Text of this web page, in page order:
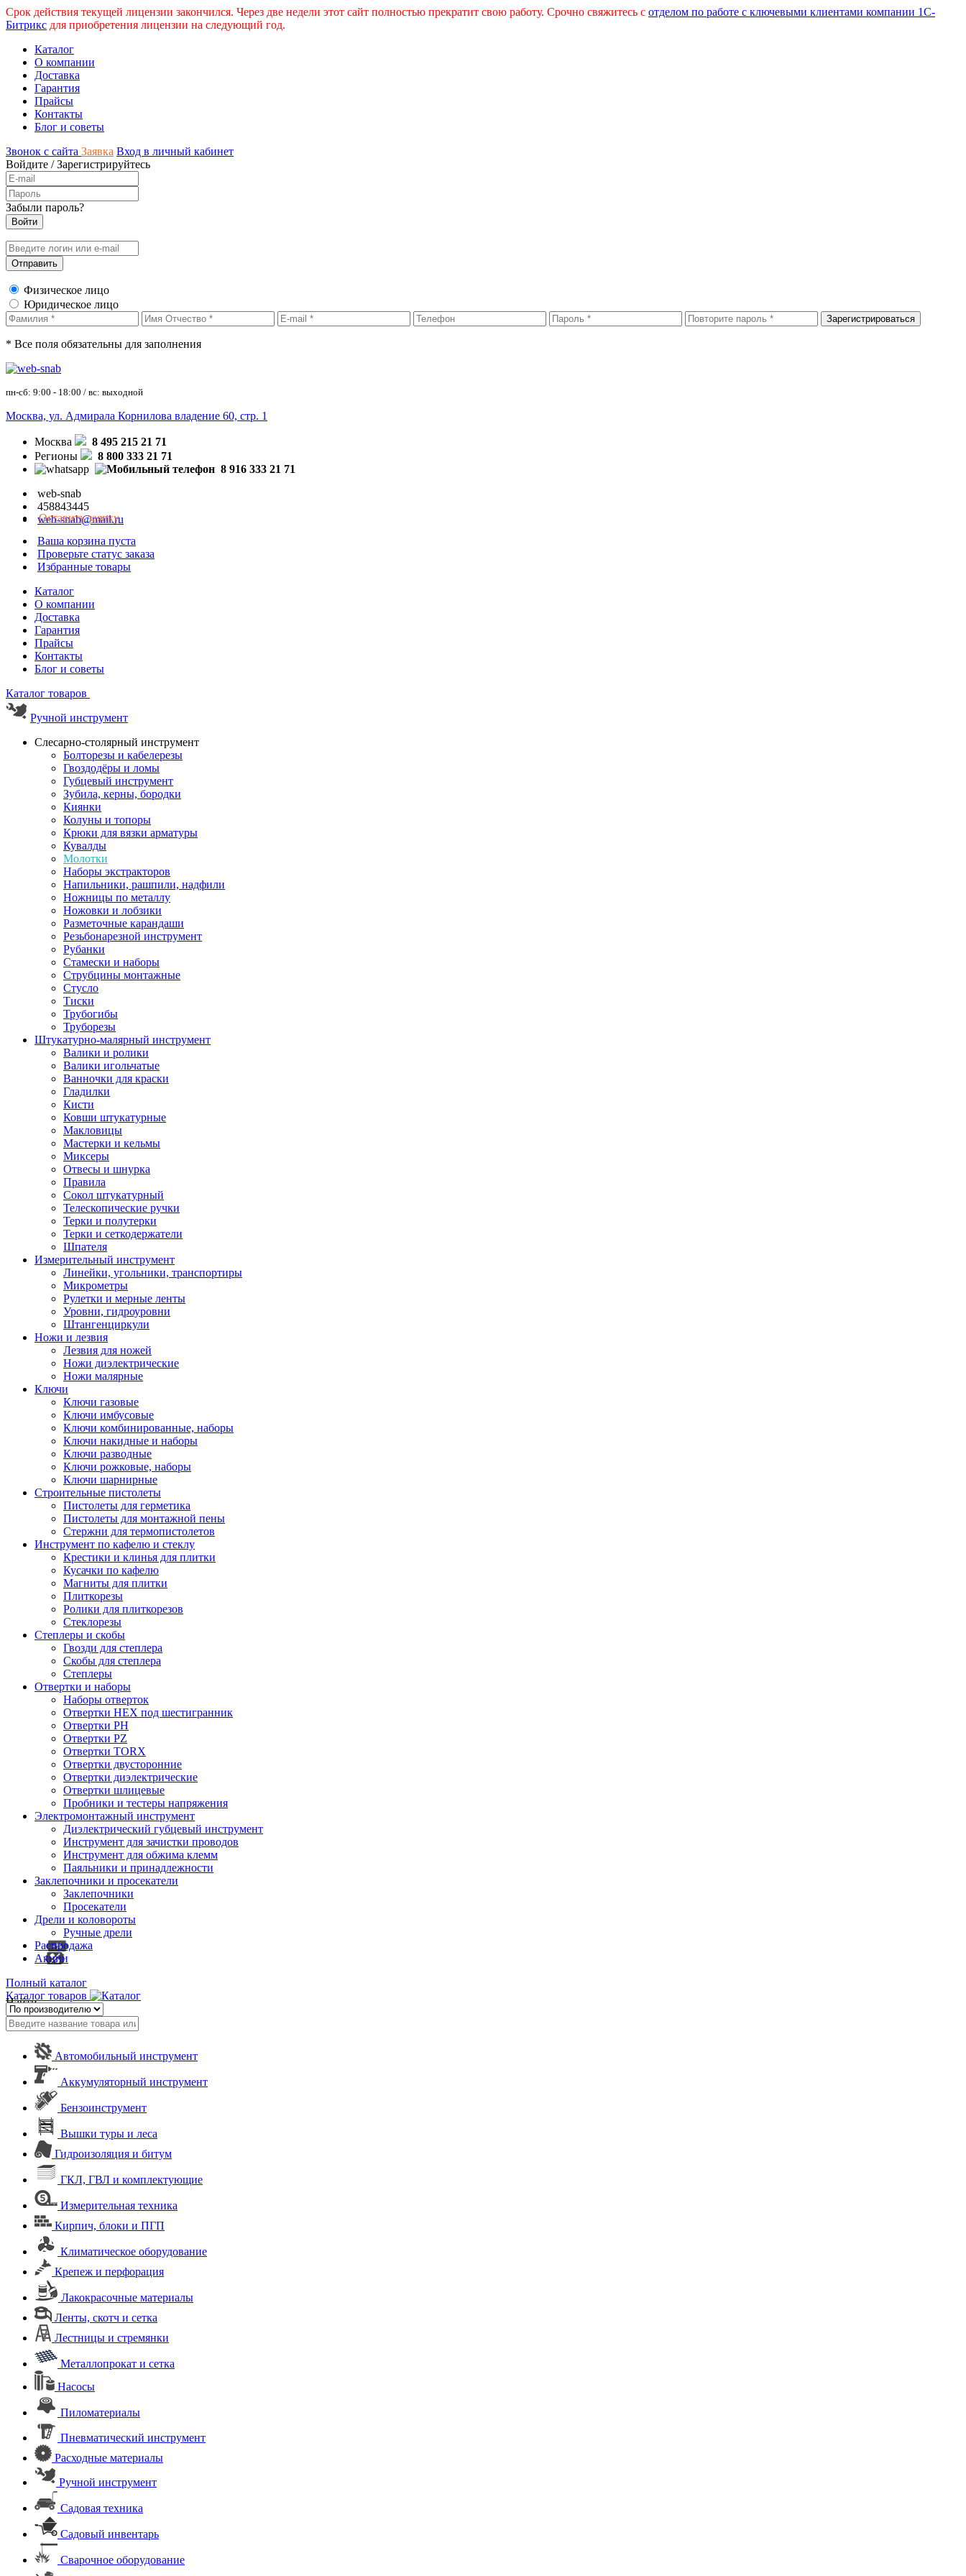
Срок действия текущей лицензии закончился. Через две недели этот сайт полностью прекратит свою работу. Срочно свяжитесь с отделом по работе с ключевыми клиентами компании 1С-
Битрикс для приобретения лицензии на следующий год.
Каталог
О компании
Доставка
Гарантия
Прайсы
Контакты
Блог и советы
Звонок с сайта Заявка Вход в личный кабинет
Войдите /Зарегистрируйтесь
Забыли пароль?
Физическое лицо
Юридическое лицо
* Все поля обязательны для заполнения
пн-сб: 9:00 - 18:00 / вс: выходной
Москва, ул. Адмирала Корнилова владение 60, стр. 1
Москва
8 495 215 21 71
Регионы
8 800 333 21 71
8 916 333 21 71
web-snab
458843445
web-snab@mail.ru
Оставить заявку
Ваша корзина пуста
Проверьте статус заказа
Избранные товары
Каталог
О компании
Доставка
Гарантия
Прайсы
Контакты
Блог и советы
Каталог товаров
Ручной инструмент
Слесарно-столярный инструмент
Болторезы и кабелерезы
Гвоздодёры и ломы
Губцевый инструмент
Зубила, керны, бородки
Киянки
Колуны и топоры
Крюки для вязки арматуры
Кувалды
Молотки
Наборы экстракторов
Напильники, рашпили, надфили
Ножницы по металлу
Ножовки и лобзики
Разметочные карандаши
Резьбонарезной инструмент
Рубанки
Стамески и наборы
Струбцины монтажные
Стусло
Тиски
Трубогибы
Труборезы
Штукатурно-малярный инструмент
Валики и ролики
Валики игольчатые
Ванночки для краски
Гладилки
Кисти
Ковши штукатурные
Макловицы
Мастерки и кельмы
Миксеры
Отвесы и шнурка
Правила
Сокол штукатурный
Телескопические ручки
Терки и полутерки
Терки и сеткодержатели
Шпателя
Измерительный инструмент
Линейки, угольники, транспортиры
Микрометры
Рулетки и мерные ленты
Уровни, гидроуровни
Штангенциркули
Ножи и лезвия
Лезвия для ножей
Ножи диэлектрические
Ножи малярные
Ключи
Ключи газовые
Ключи имбусовые
Ключи комбинированные, наборы
Ключи накидные и наборы
Ключи разводные
Ключи рожковые, наборы
Ключи шарнирные
Строительные пистолеты
Пистолеты для герметика
Пистолеты для монтажной пены
Стержни для термопистолетов
Инструмент по кафелю и стеклу
Крестики и клинья для плитки
Кусачки по кафелю
Магниты для плитки
Плиткорезы
Ролики для плиткорезов
Стеклорезы
Степлеры и скобы
Гвозди для степлера
Скобы для степлера
Степлеры
Отвертки и наборы
Наборы отверток
Отвертки HEX под шестигранник
Отвертки PH
Отвертки PZ
Отвертки TORX
Отвертки двусторонние
Отвертки диэлектрические
Отвертки шлицевые
Пробники и тестеры напряжения
Электромонтажный инструмент
Диэлектрический губцевый инструмент
Инструмент для зачистки проводов
Инструмент для обжима клемм
Паяльники и принадлежности
Заклепочники и просекатели
Заклепочники
Просекатели
Дрели и коловороты
Ручные дрели
Распродажа
Акции
Полный каталог
Каталог товаров
Найти
Автомобильный инструмент
Аккумуляторный инструмент
Бензоинструмент
Вышки туры и леса
Гидроизоляция и битум
ГКЛ, ГВЛ и комплектующие
Измерительная техника
Кирпич, блоки и ПГП
Климатическое оборудование
Крепеж и перфорация
Лакокрасочные материалы
Ленты, скотч и сетка
Лестницы и стремянки
Металлопрокат и сетка
Насосы
Пиломатериалы
Пневматический инструмент
Расходные материалы
Ручной инструмент
Садовая техника
Садовый инвентарь
Сварочное оборудование